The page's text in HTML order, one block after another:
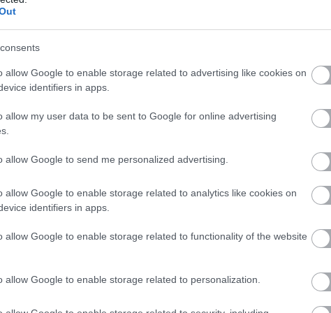
allow Google to enable storage related to advertising like cookies on
identifiers in apps.
allow my user data to be sent to Google for online advertising
allow Google to send me personalized advertising.
allow Google to enable storage related to analytics like cookies on
identifiers in apps.
allow Google to enable storage related to functionality of the website
allow Google to enable storage related to personalization.
Smaga nakts
sagrautas
un ievainoti
lepnumu atrāda savu
citas līdzīgas tēmas – šādu materiālu galvenais
pamatu dzīves lēmumu pieņemšanai.
skepsi un savus ikdienas soļus balstīt uz
tas ir skaidrs, ļaujies zvaigžņu stāstam ar